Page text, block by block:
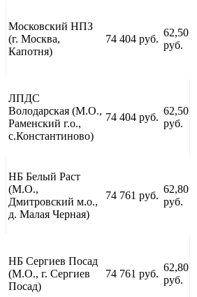
Московский НПЗ
(г. Москва,
Капотня)
74 404 руб.
62,50
руб.
ЛПДС
Володарская (М.О.,
Раменский г.о.,
с.Константиново)
74 404 руб.
62,50
руб.
НБ Белый Раст
(М.О.,
Дмитровский м.о.,
д. Малая Черная)
74 761 руб.
62,80
руб.
НБ Сергиев Посад
(М.О., г. Сергиев
Посад)
74 761 руб.
62,80
руб.